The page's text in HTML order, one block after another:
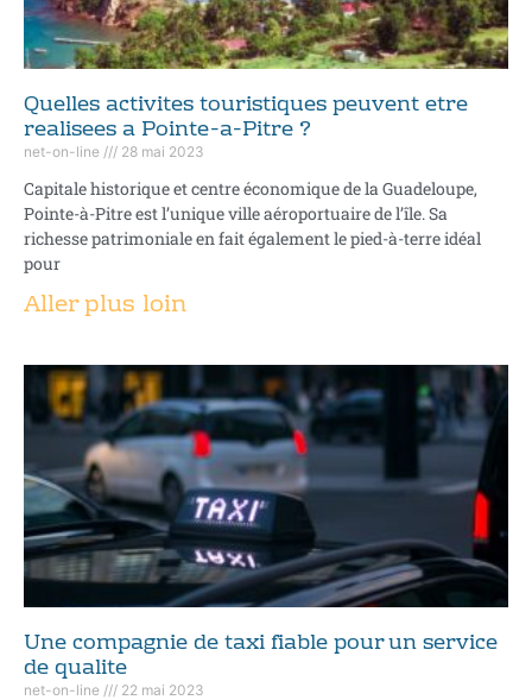
Quelles activites touristiques peuvent etre
realisees a Pointe-a-Pitre ?
net-on-line 28 mai 2023
Capitale historique et centre économique de la Guadeloupe,
Pointe-à-Pitre est l’unique ville aéroportuaire de l’île. Sa
richesse patrimoniale en fait également le pied-à-terre idéal
pour
Aller plus loin
Une compagnie de taxi fiable pour un service
de qualite
net-on-line 22 mai 2023